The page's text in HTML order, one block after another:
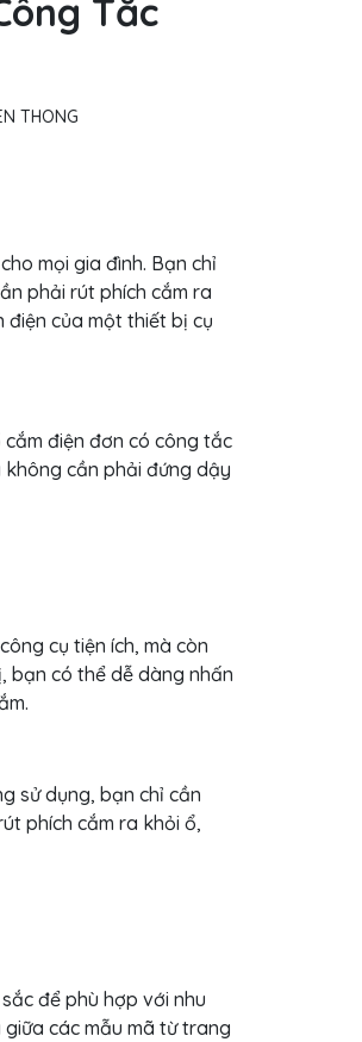
Tắc
mọi gia đình. Bạn chỉ
phải rút phích cắm ra
của một thiết bị cụ
điện đơn có công tắc
cần phải đứng dậy
cụ tiện ích, mà còn
bạn có thể dễ dàng nhấn
sử dụng, bạn chỉ cần
phích cắm ra khỏi ổ,
để phù hợp với nhu
các mẫu mã từ trang